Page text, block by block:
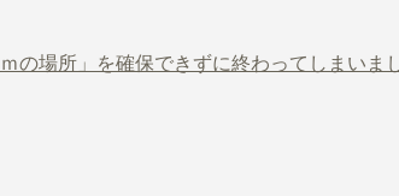
の場所」を確保できずに終わってしまい